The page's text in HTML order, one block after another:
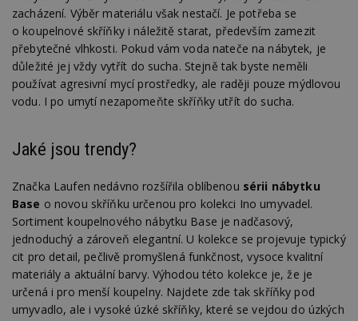
zacházení. Výběr materiálu však nestačí. Je potřeba se
o koupelnové skříňky i náležitě starat, především zamezit
přebytečné vlhkosti. Pokud vám voda nateče na nábytek, je
důležité jej vždy vytřít do sucha. Stejně tak byste neměli
používat agresivní mycí prostředky, ale raději pouze mýdlovou
vodu. I po umytí nezapomeňte skříňky utřít do sucha.
Jaké jsou trendy?
Značka Laufen nedávno rozšířila oblíbenou sérii nábytku
Base o novou skříňku určenou pro kolekci Ino umyvadel.
Sortiment koupelnového nábytku Base je nadčasový,
jednoduchý a zároveň elegantní. U kolekce se projevuje typický
cit pro detail, pečlivě promyšlená funkčnost, vysoce kvalitní
materiály a aktuální barvy. Výhodou této kolekce je, že je
určená i pro menší koupelny. Najdete zde tak skříňky pod
umyvadlo, ale i vysoké úzké skříňky, které se vejdou do úzkých